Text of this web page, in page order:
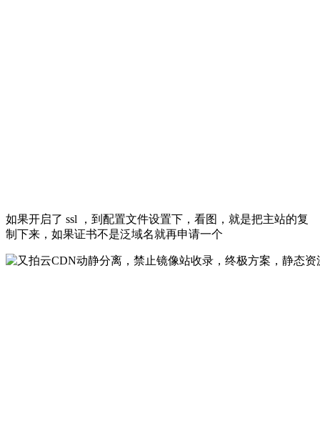
如果开启了 ssl ，到配置文件设置下，看图，就是把主站的复
制下来，如果证书不是泛域名就再申请一个